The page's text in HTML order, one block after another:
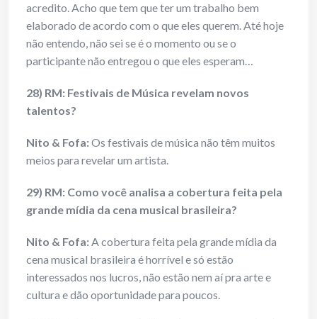
acredito. Acho que tem que ter um trabalho bem
elaborado de acordo com o que eles querem. Até hoje
não entendo, não sei se é o momento ou se o
participante não entregou o que eles esperam…
28) RM: Festivais de Música revelam novos
talentos?
Nito & Fofa:Os festivais de música não têm muitos
meios para revelar um artista.
29) RM: Como você analisa a cobertura feita pela
grande mídia da cena musical brasileira?
Nito & Fofa:A cobertura feita pela grande mídia da
cena musical brasileira é horrível e só estão
interessados nos lucros, não estão nem aí pra arte e
cultura e dão oportunidade para poucos.